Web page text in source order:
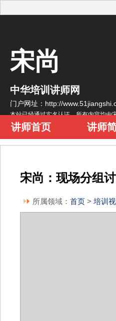
宋尚
中华培训讲师网
门户网址：http://
本站已经通过实名认证，所有内容均由
讲师首页 讲师
宋尚：现场分组
所属领域： 首页 > 培训